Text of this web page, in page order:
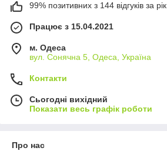
99% позитивних з 144 відгуків за рік
Працює з 15.04.2021
м. Одеса
вул. Сонячна 5, Одеса, Україна
Контакти
Сьогодні вихідний
Показати весь графік роботи
Про нас